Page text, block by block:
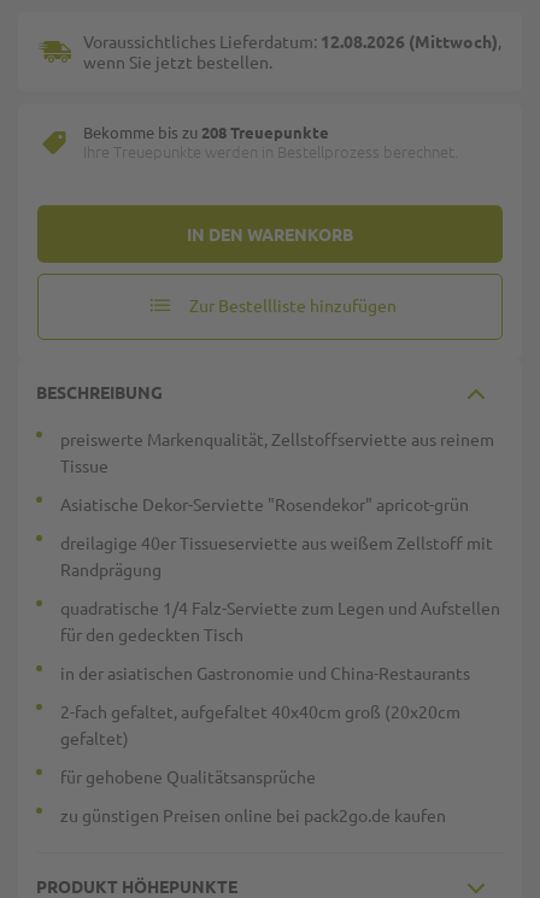
IN DEN WARENKORB
Voraussichtliches Lieferdatum: 12.08.2026 (Mittwoch),
wenn Sie jetzt bestellen.
Bekomme bis zu 208 Treuepunkte
Ihre Treuepunkte werden in Bestellprozess berechnet.
Zur Bestellliste hinzufügen
BESCHREIBUNG
preiswerte Markenqualität, Zellstoffserviette aus reinem
Tissue
Asiatische Dekor-Serviette "Rosendekor" apricot-grün
dreilagige 40er Tissueserviette aus weißem Zellstoff mit
Randprägung
quadratische 1/4 Falz-Serviette zum Legen und Aufstellen
für den gedeckten Tisch
in der asiatischen Gastronomie und China-Restaurants
2-fach gefaltet, aufgefaltet 40x40cm groß (20x20cm
gefaltet)
für gehobene Qualitätsansprüche
zu günstigen Preisen online bei pack2go.de kaufen
PRODUKT HÖHEPUNKTE